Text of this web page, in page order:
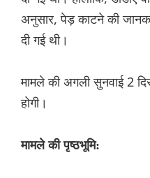
अनुसार, पेड़ काटने की
दी गई थी।
मामले की अगली सुनवाई 2
होगी।
मामले की पृष्ठभूमि: